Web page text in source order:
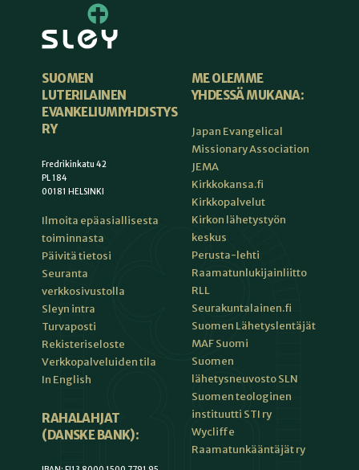
SUOMEN
LUTERILAINEN
EVANKELIUMIYHDISTYS
RY
Fredrikinkatu 42
PL 184
00181 HELSINKI
Ilmoita epäasiallisesta
toiminnasta
Päivitä tietosi
Seuranta
verkkosivustolla
Sleyn intra
Turvaposti
Rekisteriseloste
Verkkopalveluiden tila
In English
RAHALAHJAT
(DANSKE BANK):
ME OLEMME
YHDESSÄ MUKANA:
Japan Evangelical
Missionary Association
JEMA
Kirkkokansa.fi
Kirkkopalvelut
Kirkon lähetystyön
keskus
Perusta-lehti
Raamatunlukijainliitto
RLL
Seurakuntalainen.fi
Suomen Lähetyslentäjät
MAF Suomi
Suomen
lähetysneuvosto SLN
Suomen teologinen
instituutti STI ry
Wycliffe
Raamatunkääntäjät ry